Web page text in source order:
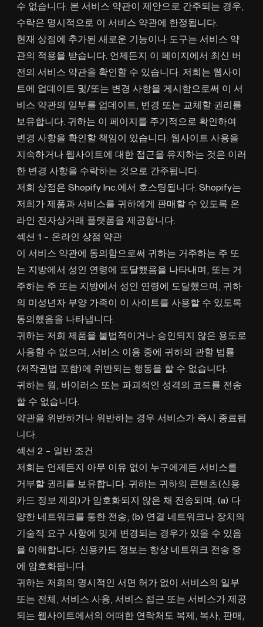
수 없습니다. 본 서비스 약관이 제안으로 간주되는 경우,
수락은 명시적으로 이 서비스 약관에 한정됩니다.
현재 상점에 추가된 새로운 기능이나 도구는 서비스 약
관의 적용을 받습니다. 언제든지 이 페이지에서 최신 버
전의 서비스 약관을 확인할 수 있습니다. 저희는 웹사이
트에 업데이트 및/또는 변경 사항을 게시함으로써 이 서
비스 약관의 일부를 업데이트, 변경 또는 교체할 권리를
보유합니다. 귀하는 이 페이지를 주기적으로 확인하여
변경 사항을 확인할 책임이 있습니다. 웹사이트 사용을
지속하거나 웹사이트에 대한 접근을 유지하는 것은 이러
한 변경 사항을 수락하는 것으로 간주됩니다.
저희 상점은 Shopify Inc.에서 호스팅됩니다. Shopify는
저희가 제품과 서비스를 귀하에게 판매할 수 있도록 온
라인 전자상거래 플랫폼을 제공합니다.
섹션 1 - 온라인 상점 약관
이 서비스 약관에 동의함으로써 귀하는 거주하는 주 또
는 지방에서 성인 연령에 도달했음을 나타내며, 또는 거
주하는 주 또는 지방에서 성인 연령에 도달했으며, 귀하
의 미성년자 부양 가족이 이 사이트를 사용할 수 있도록
동의했음을 나타냅니다.
귀하는 저희 제품을 불법적이거나 승인되지 않은 용도로
사용할 수 없으며, 서비스 이용 중에 귀하의 관할 법률
(저작권법 포함)에 위반되는 행동을 할 수 없습니다.
귀하는 웜, 바이러스 또는 파괴적인 성격의 코드를 전송
할 수 없습니다.
약관을 위반하거나 위반하는 경우 서비스가 즉시 종료됩
니다.
섹션 2 - 일반 조건
저희는 언제든지 아무 이유 없이 누구에게든 서비스를
거부할 권리를 보유합니다. 귀하는 귀하의 콘텐츠(신용
카드 정보 제외)가 암호화되지 않은 채 전송되며, (a) 다
양한 네트워크를 통한 전송; (b) 연결 네트워크나 장치의
기술적 요구 사항에 맞게 변경되는 경우가 있을 수 있음
을 이해합니다. 신용카드 정보는 항상 네트워크 전송 중
에 암호화됩니다.
귀하는 저희의 명시적인 서면 허가 없이 서비스의 일부
또는 전체, 서비스 사용, 서비스 접근 또는 서비스가 제공
되는 웹사이트에서의 어떠한 연락처도 복제, 복사, 판매,